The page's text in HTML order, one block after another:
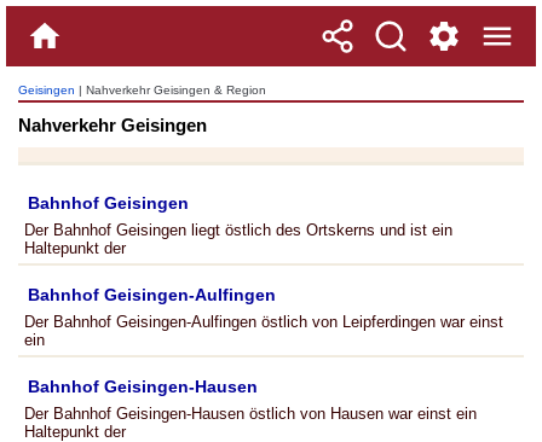
Geisingen | Nahverkehr Geisingen & Region
Nahverkehr Geisingen
Bahnhof Geisingen
Der Bahnhof Geisingen liegt östlich des Ortskerns und ist ein
Haltepunkt der
Bahnhof Geisingen-Aulfingen
Der Bahnhof Geisingen-Aulfingen östlich von Leipferdingen war einst
ein
Bahnhof Geisingen-Hausen
Der Bahnhof Geisingen-Hausen östlich von Hausen war einst ein
Haltepunkt der